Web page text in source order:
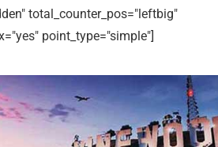
total_counter_pos="leftbig"
point_type="simple"]